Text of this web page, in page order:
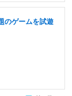
のゲームを試遊